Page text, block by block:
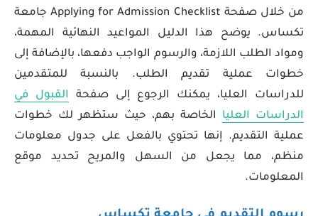
من خلال صفحة Applying for Admission Checklist جامعة
تكساس. يوضح هذا الدليل المواعيد النهائية المهمة،
ومواد الطلب اللازمة، والرسوم الواجب دفعها، بالإضافة إلى
خطوات عملية تقديم الطلب. بالنسبة للمتقدمين
للدراسات العليا، يمكنك الرجوع إلى صفحة
القبول في
الدراسات العليا الخاصة بهم، حيث ستظهر لك خطوات
عملية التقديم. إنها تحتوي بالفعل على جدول معلومات
منظم، مما يجعل من السهل والمريح تحديد موقع
المعلومات.